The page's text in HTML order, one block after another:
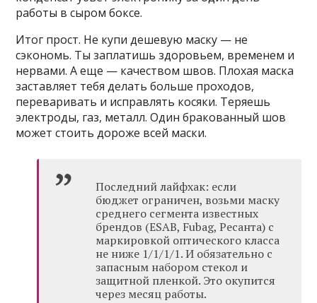
работы в сыром боксе.
Итог прост. Не купи дешевую маску — не
сэкономь. Ты заплатишь здоровьем, временем и
нервами. А еще — качеством швов. Плохая маска
заставляет тебя делать больше проходов,
переваривать и исправлять косяки. Теряешь
электроды, газ, металл. Один бракованный шов
может стоить дороже всей маски.
Последний лайфхак: если
бюджет ограничен, возьми маску
среднего сегмента известных
брендов (ESAB, Fubag, Ресанта) с
маркировкой оптического класса
не ниже 1/1/1/1. И обязательно с
запасным набором стекол и
защитной пленкой. Это окупится
через месяц работы.